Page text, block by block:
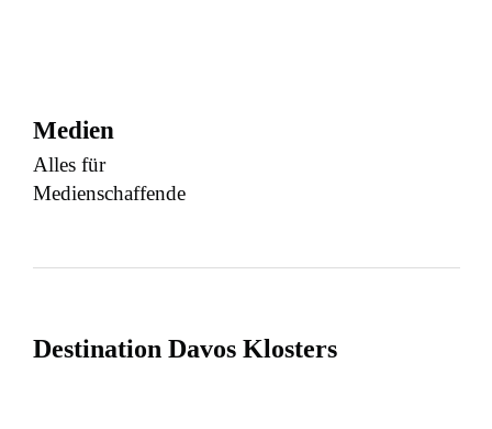
Medien
Alles für
Medienschaffende
Destination Davos Klosters